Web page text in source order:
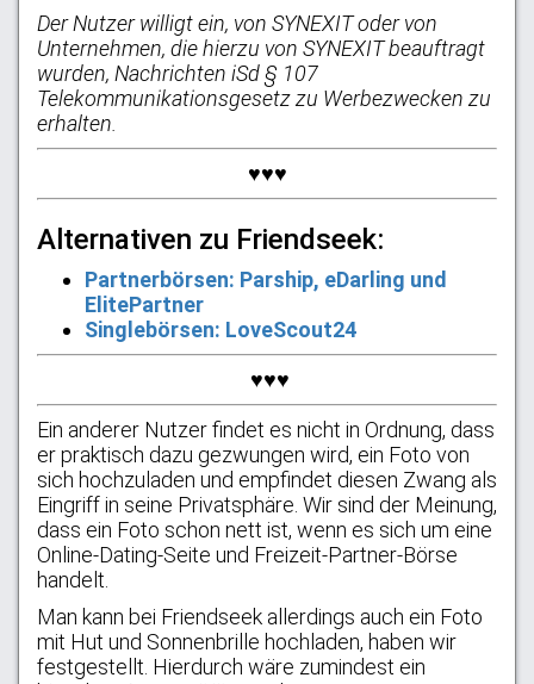
Der Nutzer willigt ein, von SYNEXIT oder von
Unternehmen, die hierzu von SYNEXIT beauftragt
wurden, Nachrichten iSd § 107
Telekommunikationsgesetz zu Werbezwecken zu
erhalten.
♥♥♥
Alternativen zu Friendseek:
Partnerbörsen: Parship, eDarling und
ElitePartner
Singlebörsen: LoveScout24
♥♥♥
Ein anderer Nutzer findet es nicht in Ordnung, dass
er praktisch dazu gezwungen wird, ein Foto von
sich hochzuladen und empfindet diesen Zwang als
Eingriff in seine Privatsphäre. Wir sind der Meinung,
dass ein Foto schon nett ist, wenn es sich um eine
Online-Dating-Seite und Freizeit-Partner-Börse
handelt.
Man kann bei Friendseek allerdings auch ein Foto
mit Hut und Sonnenbrille hochladen, haben wir
festgestellt. Hierdurch wäre zumindest ein